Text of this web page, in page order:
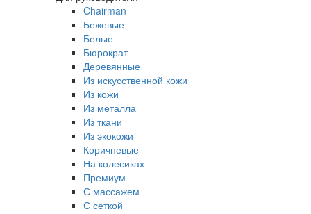
Chairman
Бежевые
Белые
Бюрократ
Деревянные
Из искусственной кожи
Из кожи
Из металла
Из ткани
Из экокожи
Коричневые
На колесиках
Премиум
С массажем
С сеткой